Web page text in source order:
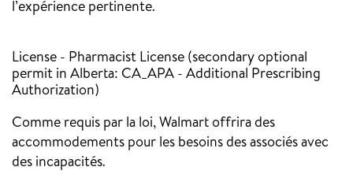
l’expérience pertinente.
License - Pharmacist License (secondary optional
permit in Alberta: CA_APA - Additional Prescribing
Authorization)
Comme requis par la loi, Walmart offrira des
accommodements pour les besoins des associés avec
des incapacités.